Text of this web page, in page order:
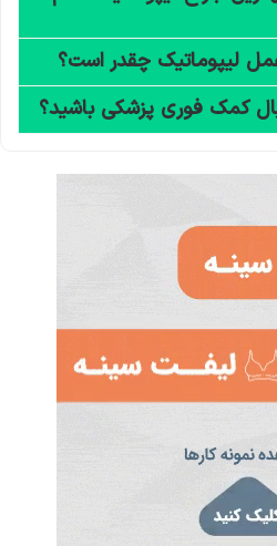
لیپوماتیک چقدر است؟
کمک فوری پزشکی باشید؟